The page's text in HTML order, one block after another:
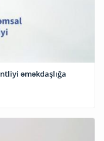
əməkdaşlığa